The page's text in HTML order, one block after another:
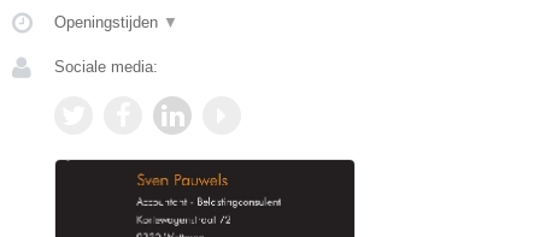
Openingstijden ▼
Sociale media: